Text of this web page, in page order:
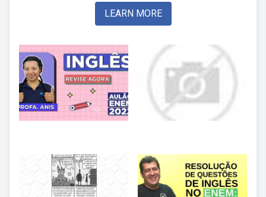
LEARN MORE